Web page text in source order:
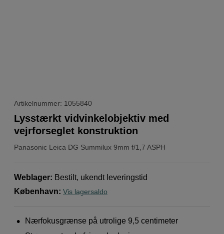
Artikelnummer: 1055840
Panasonic Leica DG Summilux 9mm f/1,7 ASPH
Lysstærkt vidvinkelobjektiv med
vejrforseglet konstruktion
Weblager: Bestilt, ukendt leveringstid
København: Vis lagersaldo
Nærfokusgrænse på utrolige 9,5 centimeter